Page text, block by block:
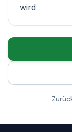
wird